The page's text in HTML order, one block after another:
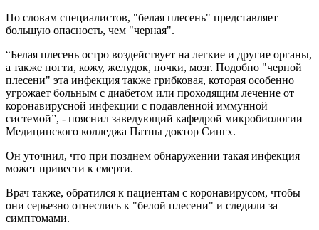
По словам специалистов, "белая плесень" представляет
большую опасность, чем "черная".
“Белая плесень остро воздействует на легкие и другие органы,
а также ногти, кожу, желудок, почки, мозг. Подобно "черной
плесени" эта инфекция также грибковая, которая особенно
угрожает больным с диабетом или проходящим лечение от
коронавирусной инфекции с подавленной иммунной
системой”, - пояснил заведующий кафедрой микробиологии
Медицинского колледжа Патны доктор Сингх.
Он уточнил, что при позднем обнаружении такая инфекция
может привести к смерти.
Врач также, обратился к пациентам с коронавирусом, чтобы
они серьезно отнеслись к "белой плесени" и следили за
симптомами.